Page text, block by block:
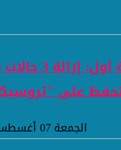
حي العامرية
على
الجمعة 07 أغسطس 2026 03:41 مساءً